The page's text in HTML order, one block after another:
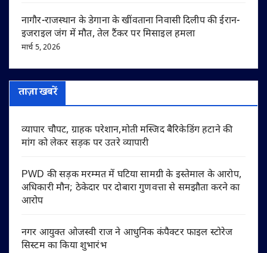
नागौर-राजस्थान के डेगाना के खींवताना निवासी दिलीप की ईरान-
इजराइल जंग में मौत, तेल टैंकर पर मिसाइल हमला
मार्च 5, 2026
ताज़ा खबरें
व्यापार चौपट, ग्राहक परेशान,मोती मस्जिद बैरिकेडिंग हटाने की
मांग को लेकर सड़क पर उतरे व्यापारी
PWD की सड़क मरम्मत में घटिया सामग्री के इस्तेमाल के आरोप,
अधिकारी मौन; ठेकेदार पर दोबारा गुणवत्ता से समझौता करने का
आरोप
नगर आयुक्त ओजस्वी राज ने आधुनिक कंपैक्टर फाइल स्टोरेज
सिस्टम का किया शुभारंभ